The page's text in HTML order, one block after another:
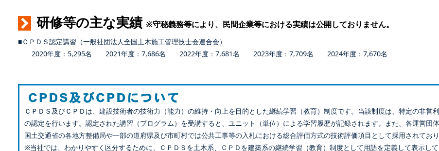
研修等の主な実績 ※守秘義務等により、民間企業等における実績は公開しておりません。
■ＣＰＤＳ認定講習（一般社団法人全国土木施工管理技士会連合会）
2020年度：5,295名 2021年度：7,686名 2022年度：7,681名 2023年度：7,709名 2024年度：7,670名
ＣＰＤＳ及びＣＰＤは、建設技術者の技術力（能力）の維持・向上を目的とした継続学習（教育）制度です。当該制度は、特定の非営
の認定を行います。認定された講習（プログラム）を受講すると、ユニット（単位）による学習履歴が記録されます。また、各運営団
国土交通省の各地方整備局や一部の道府県及び市町村では公共工事等の入札における総合評価方式の技術評価項目として採用されてお
※当社では、わかりやすく区分するために、ＣＰＤＳを土木系、ＣＰＤを建築系の継続学習（教育）制度として用語を定義して表示して